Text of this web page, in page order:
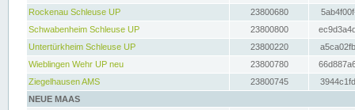
Rockenau Schleuse UP
23800680
Schwabenheim Schleuse UP
23800800
Untertürkheim Schleuse UP
23800220
Wieblingen Wehr UP neu
23800780
Ziegelhausen AMS
23800745
NEUE MAAS